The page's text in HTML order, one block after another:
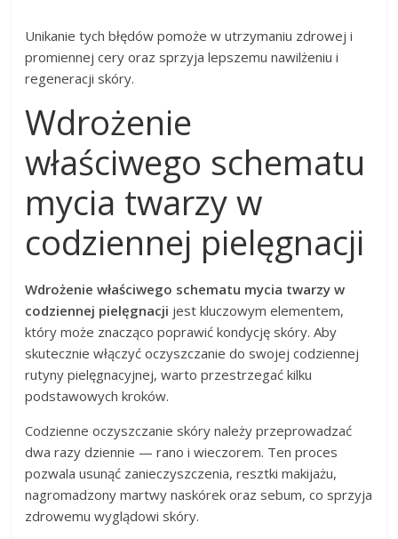
Unikanie tych błędów pomoże w utrzymaniu zdrowej i
promiennej cery oraz sprzyja lepszemu nawilżeniu i
regeneracji skóry.
Wdrożenie
właściwego schematu
mycia twarzy w
codziennej pielęgnacji
Wdrożenie właściwego schematu mycia twarzy w
codziennej pielęgnacji jest kluczowym elementem,
który może znacząco poprawić kondycję skóry. Aby
skutecznie włączyć oczyszczanie do swojej codziennej
rutyny pielęgnacyjnej, warto przestrzegać kilku
podstawowych kroków.
Codzienne oczyszczanie skóry należy przeprowadzać
dwa razy dziennie — rano i wieczorem. Ten proces
pozwala usunąć zanieczyszczenia, resztki makijażu,
nagromadzony martwy naskórek oraz sebum, co sprzyja
zdrowemu wyglądowi skóry.